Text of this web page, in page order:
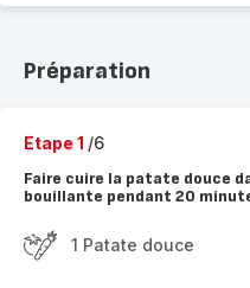
Préparation
Etape 1 /6
Faire cuire la patate douce
bouillante pendant 20
1 Patate douce